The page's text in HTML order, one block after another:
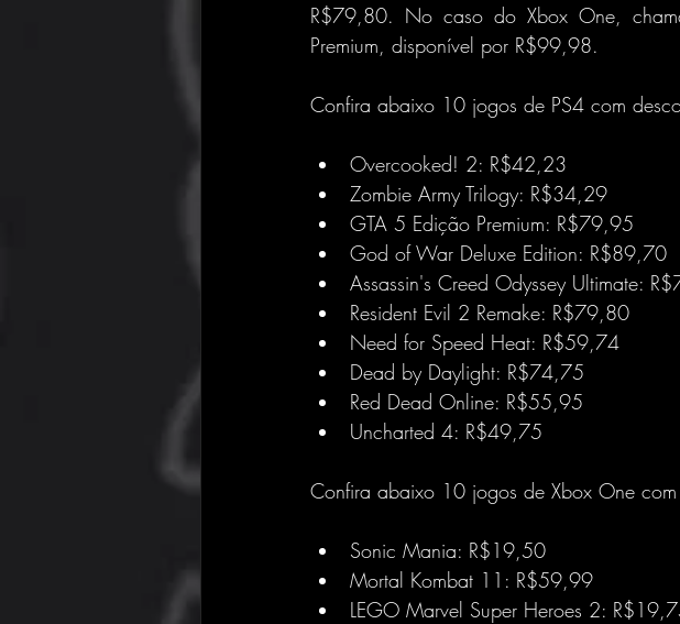
R$79,80. No caso do Xbox One,
Premium, disponível por R$99,98.
Confira abaixo 10 jogos de PS4 com
Overcooked! 2: R$42,23
Zombie Army Trilogy: R$34,29
GTA 5 Edição Premium: R$79,95
God of War Deluxe Edition: R$89,70
Assassin's Creed Odyssey Ultimate:
Resident Evil 2 Remake: R$79,80
Need for Speed Heat: R$59,74
Dead by Daylight: R$74,75
Red Dead Online: R$55,95
Uncharted 4: R$49,75
Confira abaixo 10 jogos de Xbox One com
Sonic Mania: R$19,50
Mortal Kombat 11: R$59,99
LEGO Marvel Super Heroes 2: